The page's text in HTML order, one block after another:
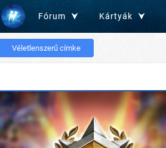
Fórum Kártyák
Véletlenszerű címke